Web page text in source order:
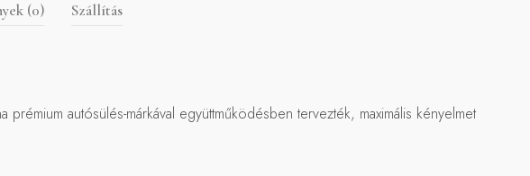
(0) Szállítás
autósülés-márkával együttműködésben tervezték, maximális kényelmet